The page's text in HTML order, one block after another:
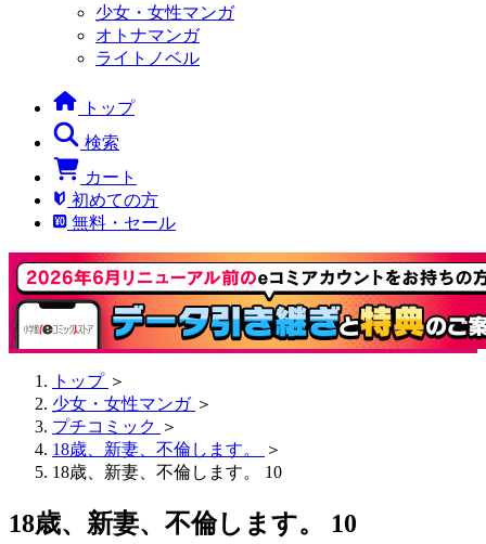
少女・女性マンガ
オトナマンガ
ライトノベル
トップ
検索
カート
初めての方
無料・セール
トップ ＞
少女・女性マンガ ＞
プチコミック ＞
18歳、新妻、不倫します。
＞
18歳、新妻、不倫します。 10
18歳、新妻、不倫します。 10